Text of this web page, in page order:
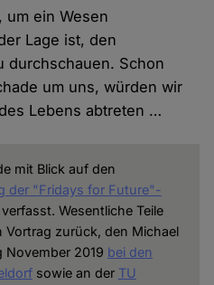
um ein Wesen
Lage ist, den
durchschauen. Schon
um uns, würden wir
Lebens abtreten …
mit Blick auf den
der "Fridays for Future"-
verfasst. Wesentliche Teile
Vortrag zurück, den Michael
2019 bei den
sowie an der TU